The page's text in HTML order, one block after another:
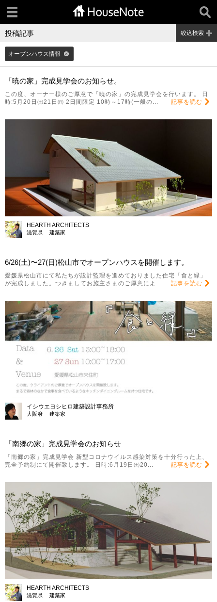
投稿記事 絞込検索
オープンハウス情報
「暁の家」完成見学会のお知らせ。
この度、オーナー様のご厚意で「暁の家」の完成見学会を行います。 日
時:5月20日㈯21日㈰ 2日間限定 10時～17時(一般の...
記事を読む
HEARTH ARCHITECTS
滋賀県 建築家
6/26(土)〜27(日)松山市でオープンハウスを開催します。
愛媛県松山市にて私たちが設計監理を進めておりました住宅「食と緑」
が完成しました。つきましてお施主さまのご厚意によ...
記事を読む
イシウエヨシヒロ建築設計事務所
大阪府 建築家
「南郷の家」完成見学会のお知らせ
「南郷の家」完成見学会 新型コロナウイルス感染対策を十分行った上、
完全予約制にて開催致します。 日時:6月19日㈯20...
記事を読む
HEARTH ARCHITECTS
滋賀県 建築家